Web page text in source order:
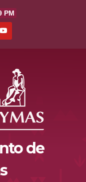
PM
de